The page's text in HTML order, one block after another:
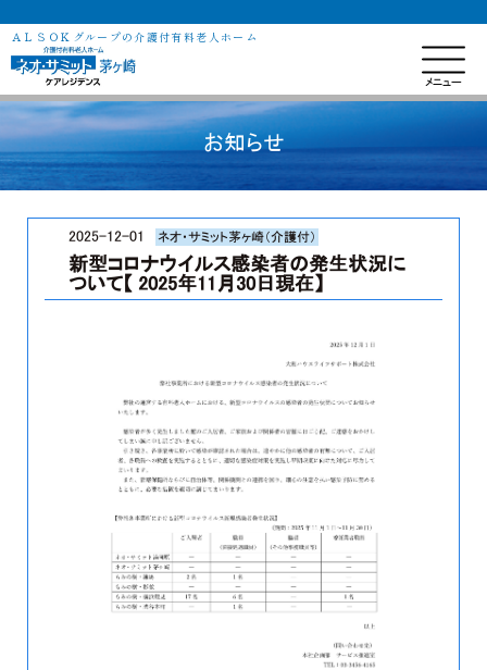
ＡＬＳＯＫグループの介護付有料老人ホーム
お知らせ
2025-12-01 ネオ・サミット茅ヶ崎（介護付）
新型コロナウイルス感染者の発生状況に
ついて【 2025年11月30日現在】